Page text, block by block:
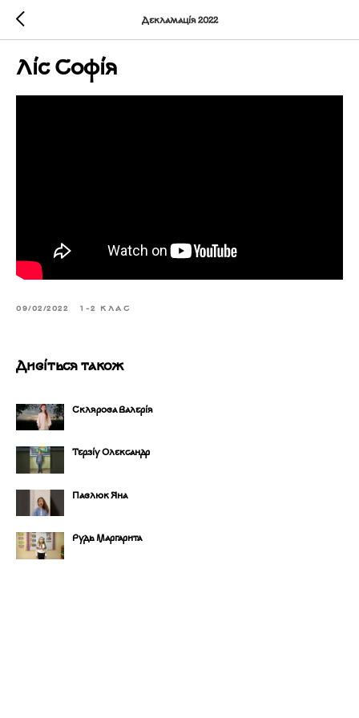
Декламація 2022
Ліс Софія
09/02/2022 1-2 КЛАС
Дивіться також
Склярова Валерія
Терзіу Олександр
Павлюк Яна
Рудь Маргарита